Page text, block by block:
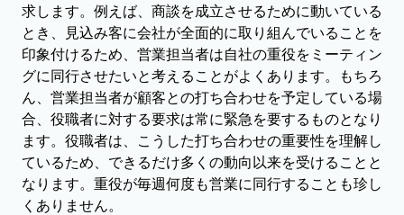
求します。例えば、商談を成立させるために動いている
とき、見込み客に会社が全面的に取り組んでいることを
印象付けるため、営業担当者は自社の重役をミーティン
グに同行させたいと考えることがよくあります。もちろ
ん、営業担当者が顧客との打ち合わせを予定している場
合、役職者に対する要求は常に緊急を要するものとなり
ます。役職者は、こうした打ち合わせの重要性を理解し
ているため、できるだけ多くの動向以来を受けることと
なります。重役が毎週何度も営業に同行することも珍し
くありません。